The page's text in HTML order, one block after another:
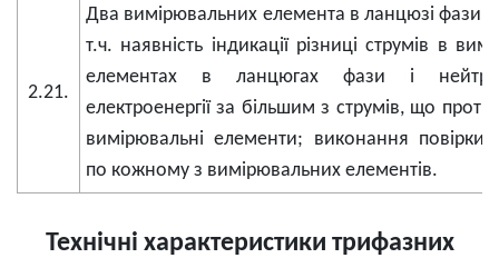
2.21.
Два вимірювальних елемента в ланцюзі фази і
т.ч. наявність індикації різниці струмів в
елементах в ланцюгах фази і
електроенергії за більшим з струмів, що
вимірювальні елементи; виконання повірки
по кожному з вимірювальних елементів.
Технічні характеристики трифазних